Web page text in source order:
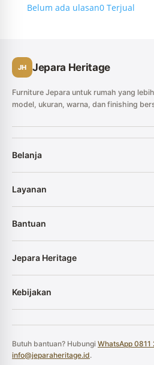
Belum ada ulasan0 Terjual
JH Jepara Heritage
Furniture Jepara untuk rumah yang
model, ukuran, warna, dan finishing
Belanja
Layanan
Bantuan
Jepara Heritage
Kebijakan
Butuh bantuan? Hubungi WhatsApp 0811
info@jeparaheritage.id.